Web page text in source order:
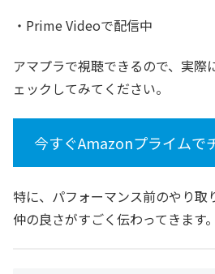
・Prime Videoで配信中
アマプラで視聴できるので、実際
ェックしてみてください。
今すぐAmazonプライムで
特に、パフォーマンス前のやり取
仲の良さがすごく伝わってきます。